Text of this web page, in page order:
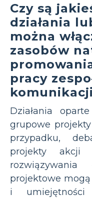
Czy są
działania
można
zasobów
pracy
Działania
grupowe
przypadku,
projekty akcji
projektowe mogą
i umiejętności